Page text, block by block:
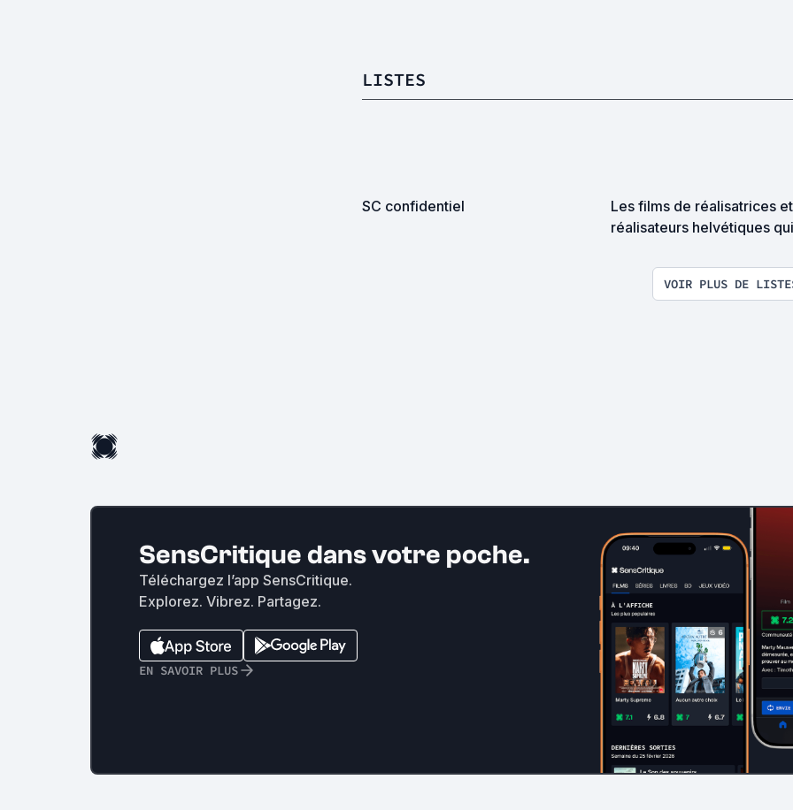
LISTES
SC confidentiel
Les films de réalisatrices et
réalisateurs helvétiques qui sont sur
VOIR PLUS DE
SensCritique dans votre poche.
Téléchargez l’app SensCritique.
Explorez. Vibrez. Partagez.
EN SAVOIR PLUS